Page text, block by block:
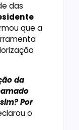
das
que a
da
Por
o